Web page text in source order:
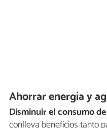
Ahorrar energía y
Disminuir el consumo
conlleva beneficios tanto